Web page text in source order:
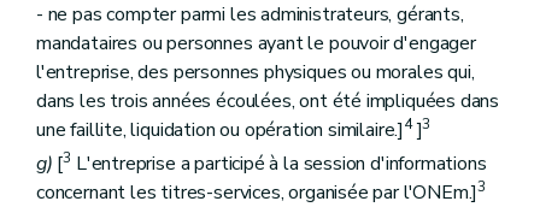
- ne pas compter parmi les administrateurs, gérants,
mandataires ou personnes ayant le pouvoir d'engager
l'entreprise, des personnes physiques ou morales qui,
dans les trois années écoulées, ont été impliquées dans
une faillite, liquidation ou opération similaire.]4]3
g) [3 L'entreprise a participé à la session d'informations
concernant les titres-services, organisée par l'ONEm.]3